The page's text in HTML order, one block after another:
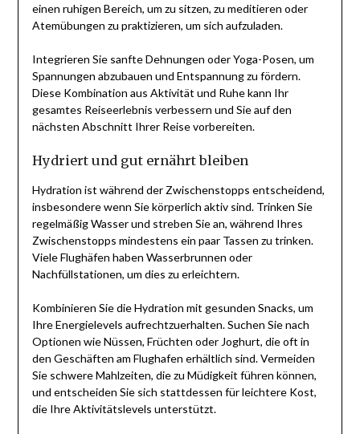
einen ruhigen Bereich, um zu sitzen, zu meditieren oder
Atemübungen zu praktizieren, um sich aufzuladen.
Integrieren Sie sanfte Dehnungen oder Yoga-Posen, um
Spannungen abzubauen und Entspannung zu fördern.
Diese Kombination aus Aktivität und Ruhe kann Ihr
gesamtes Reiseerlebnis verbessern und Sie auf den
nächsten Abschnitt Ihrer Reise vorbereiten.
Hydriert und gut ernährt bleiben
Hydration ist während der Zwischenstopps entscheidend,
insbesondere wenn Sie körperlich aktiv sind. Trinken Sie
regelmäßig Wasser und streben Sie an, während Ihres
Zwischenstopps mindestens ein paar Tassen zu trinken.
Viele Flughäfen haben Wasserbrunnen oder
Nachfüllstationen, um dies zu erleichtern.
Kombinieren Sie die Hydration mit gesunden Snacks, um
Ihre Energielevels aufrechtzuerhalten. Suchen Sie nach
Optionen wie Nüssen, Früchten oder Joghurt, die oft in
den Geschäften am Flughafen erhältlich sind. Vermeiden
Sie schwere Mahlzeiten, die zu Müdigkeit führen können,
und entscheiden Sie sich stattdessen für leichtere Kost,
die Ihre Aktivitätslevels unterstützt.